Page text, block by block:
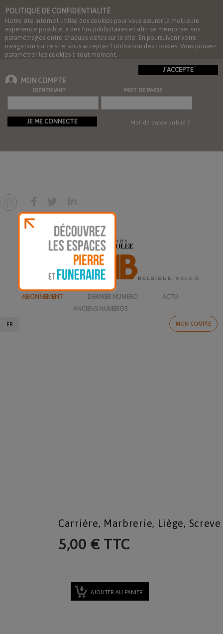
POLITIQUE DE CONFIDENTIALITÉ
Notre site internet utilise des cookies pour vous assurer la meilleure
expérience possible, à des fins publicitaires et afin de mémoriser vos
paramétrages entre chaques visites sur le site. En poursuivant votre
navigation sur ce site, vous acceptez l'utilisation des cookies. Vous pouvez
paramétrer les cookies à tout moment.
J'ACCEPTE
MON COMPTE
IDENTIFIANT MOT DE PASSE
JE ME CONNECTE Mot de passe oublié ?
MON COMPTE
FR
ABONNEMENT DERNIER NUMERO
ACTU
ANCIENS NUMEROS
Carrière, Marbrerie, Liège, Screve
5,00 € TTC
AJOUTER AU PANIER